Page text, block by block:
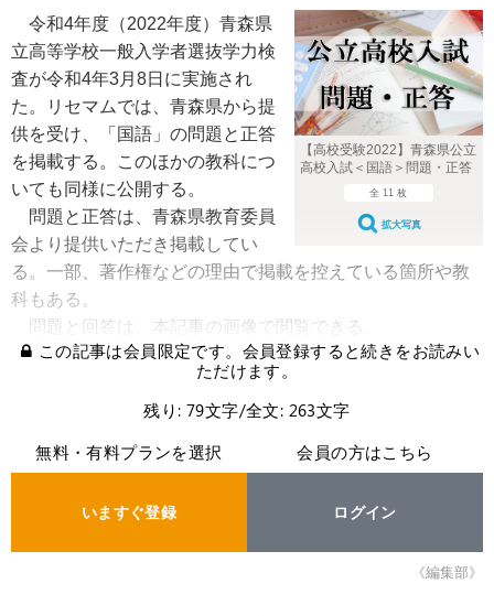
【高校受験2022】青森県公立
高校入試＜国語＞問題・正答
全 11 枚
拡大写真
令和4年度（2022年度）青森県
立高等学校一般入学者選抜学力検
査が令和4年3月8日に実施され
た。リセマムでは、青森県から提
供を受け、「国語」の問題と正答
を掲載する。このほかの教科につ
いても同様に公開する。
問題と正答は、青森県教育委員
会より提供いただき掲載してい
る。一部、著作権などの理由で掲載を控えている箇所や教
科もある。
問題と回答は、本記事の画像で閲覧できる。
この記事は会員限定です。会員登録すると続きをお読みい
ただけます。
残り: 79文字/全文: 263文字
無料・有料プランを選択
いますぐ登録
会員の方はこちら
ログイン
《編集部》